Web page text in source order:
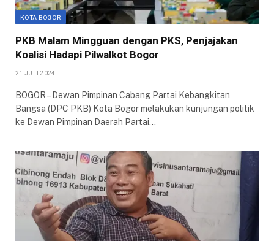
KOTA BOGOR
PKB Malam Mingguan dengan PKS, Penjajakan
Koalisi Hadapi Pilwalkot Bogor
21 JULI 2024
BOGOR – Dewan Pimpinan Cabang Partai Kebangkitan
Bangsa (DPC PKB) Kota Bogor melakukan kunjungan politik
ke Dewan Pimpinan Daerah Partai…